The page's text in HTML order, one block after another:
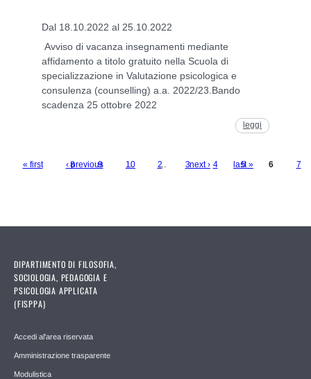
Dal 18.10.2022 al 25.10.2022
Avviso di vacanza insegnamenti mediante
affidamento a titolo gratuito nella Scuola di
specializzazione in Valutazione psicologica e
consulenza (counselling) a.a. 2022/23.Bando
scadenza 25 ottobre 2022
leggi
« first ‹ previous … 2 3 4 5 6 7
8 9 10 … next › last »
DIPARTIMENTO DI FILOSOFIA,
SOCIOLOGIA, PEDAGOGIA E
PSICOLOGIA APPLICATA
(FISPPA)
Accedi al'area riservata
Amministrazione trasparente
Modulistica